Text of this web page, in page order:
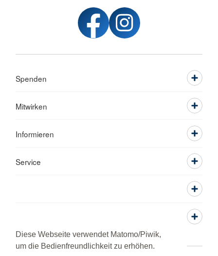
Diese Webseite verwendet Matomo/Piwik,
um die Bedienfreundlichkeit zu erhöhen.
Spenden
Mitwirken
Informieren
Service